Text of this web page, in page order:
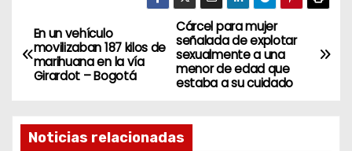
N
a
e
Cárcel para mujer
señalada de explotar
sexualmente a una
menor de edad que
estaba a su cuidado
En un vehículo
movilizaban 187 kilos de
marihuana en la vía
Girardot – Bogotá
Noticias relacionadas